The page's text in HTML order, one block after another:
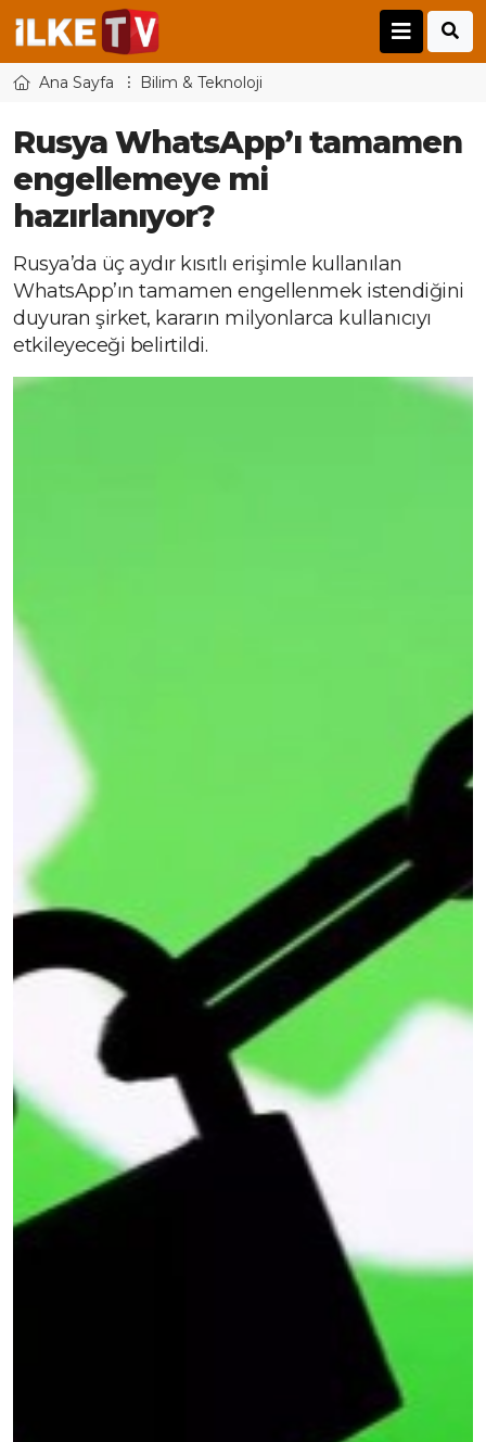
Ana Sayfa Bilim & Teknoloji
Rusya WhatsApp’ı tamamen
engellemeye mi
hazırlanıyor?
Rusya’da üç aydır kısıtlı erişimle kullanılan
WhatsApp’ın tamamen engellenmek istendiğini
duyuran şirket, kararın milyonlarca kullanıcıyı
etkileyeceği belirtildi.